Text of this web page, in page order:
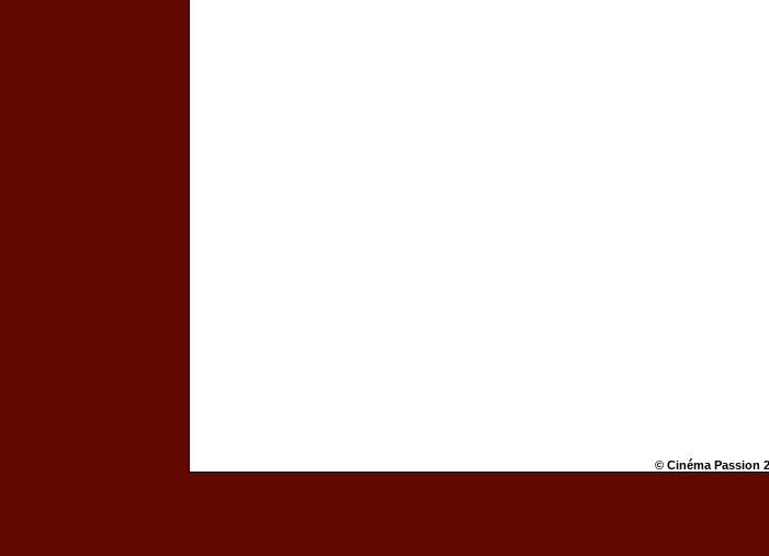
© Cinéma Passion